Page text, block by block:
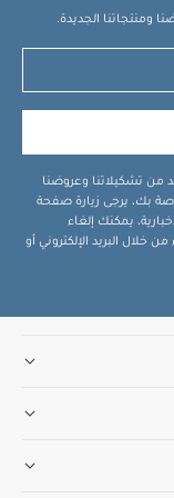
ومنتجاتنا الجديدة.
من تشكيلاتنا وعروضنا
بك، يرجى زيارة صفحة
يمكنك إلغاء
البريد الإلكتروني أو